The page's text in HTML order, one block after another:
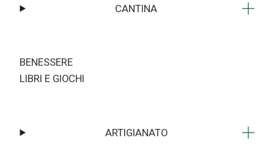
CANTINA
BENESSERE
LIBRI E GIOCHI
ARTIGIANATO